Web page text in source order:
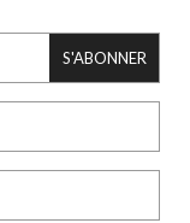
S'ABONNER